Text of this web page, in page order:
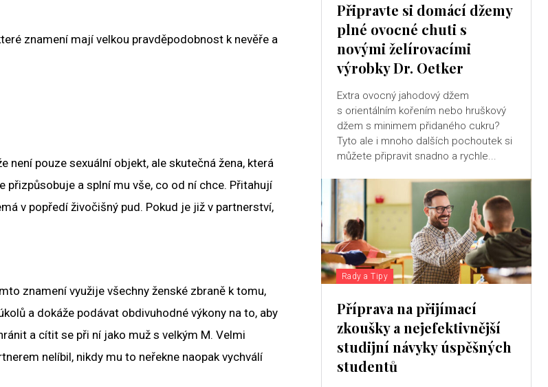
znamení mají velkou pravděpodobnost k nevěře a
není pouze sexuální objekt, ale skutečná žena, která
přizpůsobuje a splní mu vše, co od ní chce. Přitahují
v popředí živočišný pud. Pokud je již v partnerství,
znamení využije všechny ženské zbraně k tomu,
a dokáže podávat obdivuhodné výkony na to, aby
a cítit se při ní jako muž s velkým M. Velmi
nelíbil, nikdy mu to neřekne naopak vychválí
Připravte si domácí džemy
plné ovocné chuti s
novými želírovacími
výrobky Dr. Oetker
Extra ovocný jahodový džem
s orientálním kořením nebo hruškový
džem s minimem přidaného cukru?
Tyto ale i mnoho dalších pochoutek si
můžete připravit snadno a rychle...
Rady a Tipy
Příprava na přijímací
zkoušky a nejefektivnější
studijní návyky úspěšných
studentů